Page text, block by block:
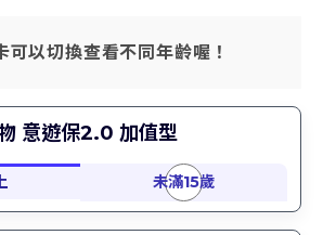
可以切換查看不同年齡喔！
意遊保2.0 加值型